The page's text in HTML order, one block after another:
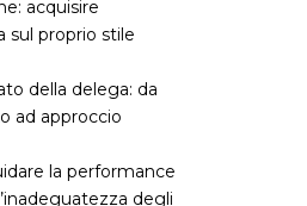
acquisire
sul proprio stile
della delega: da
ad approccio
la performance
degli